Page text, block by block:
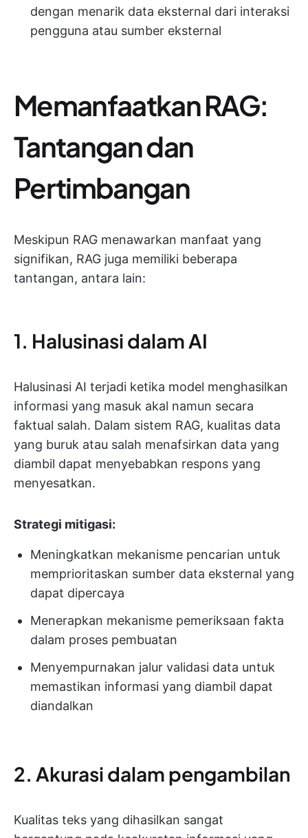
dengan menarik data eksternal dari interaksi
pengguna atau sumber eksternal
Memanfaatkan RAG:
Tantangan dan
Pertimbangan
Meskipun RAG menawarkan manfaat yang
signifikan, RAG juga memiliki beberapa
tantangan, antara lain:
1. Halusinasi dalam AI
Halusinasi AI terjadi ketika model menghasilkan
informasi yang masuk akal namun secara
faktual salah. Dalam sistem RAG, kualitas data
yang buruk atau salah menafsirkan data yang
diambil dapat menyebabkan respons yang
menyesatkan.
Strategi mitigasi:
Meningkatkan mekanisme pencarian untuk
memprioritaskan sumber data eksternal yang
dapat dipercaya
Menerapkan mekanisme pemeriksaan fakta
dalam proses pembuatan
Menyempurnakan jalur validasi data untuk
memastikan informasi yang diambil dapat
diandalkan
2. Akurasi dalam pengambilan
Kualitas teks yang dihasilkan sangat